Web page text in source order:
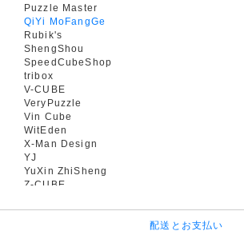
Puzzle Master
QiYi MoFangGe
Rubik's
ShengShou
SpeedCubeShop
tribox
V-CUBE
VeryPuzzle
Vin Cube
WitEden
X-Man Design
YJ
YuXin ZhiSheng
Z-CUBE
配送とお支払い